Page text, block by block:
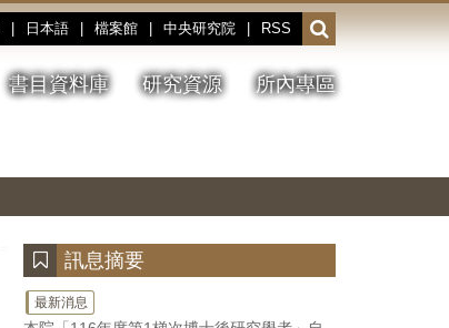
日本語 檔案館 中央研究院 RSS
開
啟
或
收
書目資料庫 研究資源 所內專區
停、
圖
圖
結
訊息摘要
最新消息